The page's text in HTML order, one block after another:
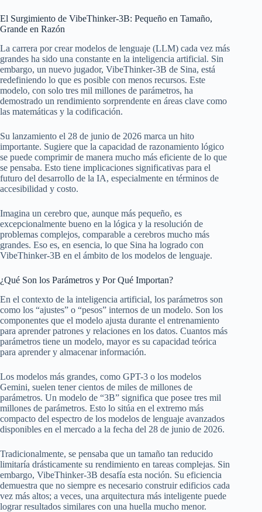
El Surgimiento de VibeThinker-3B: Pequeño en Tamaño,
Grande en Razón
La carrera por crear modelos de lenguaje (LLM) cada vez más
grandes ha sido una constante en la inteligencia artificial. Sin
embargo, un nuevo jugador, VibeThinker-3B de Sina, está
redefiniendo lo que es posible con menos recursos. Este
modelo, con solo tres mil millones de parámetros, ha
demostrado un rendimiento sorprendente en áreas clave como
las matemáticas y la codificación.
Su lanzamiento el 28 de junio de 2026 marca un hito
importante. Sugiere que la capacidad de razonamiento lógico
se puede comprimir de manera mucho más eficiente de lo que
se pensaba. Esto tiene implicaciones significativas para el
futuro del desarrollo de la IA, especialmente en términos de
accesibilidad y costo.
Imagina un cerebro que, aunque más pequeño, es
excepcionalmente bueno en la lógica y la resolución de
problemas complejos, comparable a cerebros mucho más
grandes. Eso es, en esencia, lo que Sina ha logrado con
VibeThinker-3B en el ámbito de los modelos de lenguaje.
¿Qué Son los Parámetros y Por Qué Importan?
En el contexto de la inteligencia artificial, los parámetros son
como los “ajustes” o “pesos” internos de un modelo. Son los
componentes que el modelo ajusta durante el entrenamiento
para aprender patrones y relaciones en los datos. Cuantos más
parámetros tiene un modelo, mayor es su capacidad teórica
para aprender y almacenar información.
Los modelos más grandes, como GPT-3 o los modelos
Gemini, suelen tener cientos de miles de millones de
parámetros. Un modelo de “3B” significa que posee tres mil
millones de parámetros. Esto lo sitúa en el extremo más
compacto del espectro de los modelos de lenguaje avanzados
disponibles en el mercado a la fecha del 28 de junio de 2026.
Tradicionalmente, se pensaba que un tamaño tan reducido
limitaría drásticamente su rendimiento en tareas complejas. Sin
embargo, VibeThinker-3B desafía esta noción. Su eficiencia
demuestra que no siempre es necesario construir edificios cada
vez más altos; a veces, una arquitectura más inteligente puede
lograr resultados similares con una huella mucho menor.